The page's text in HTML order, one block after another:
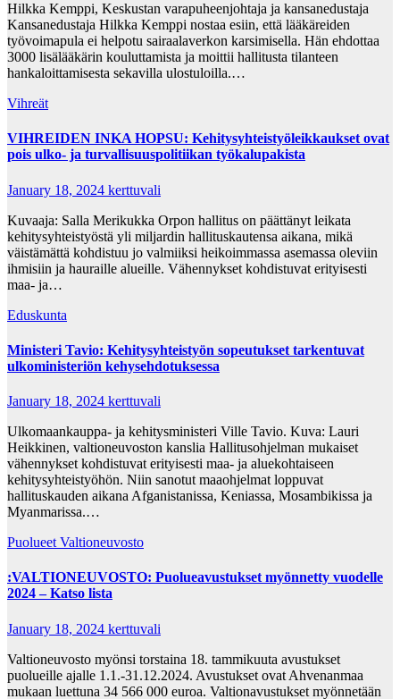
Hilkka Kemppi, Keskustan varapuheenjohtaja ja kansanedustaja
Kansanedustaja Hilkka Kemppi nostaa esiin, että lääkäreiden
työvoimapula ei helpotu sairaalaverkon karsimisella. Hän ehdottaa
3000 lisälääkärin kouluttamista ja moittii hallitusta tilanteen
hankaloittamisesta sekavilla ulostuloilla.…
Vihreät
VIHREIDEN INKA HOPSU: Kehitysyhteistyöleikkaukset ovat
pois ulko- ja turvallisuuspolitiikan työkalupakista
January 18, 2024 kerttuvali
Kuvaaja: Salla Merikukka Orpon hallitus on päättänyt leikata
kehitysyhteistyöstä yli miljardin hallituskautensa aikana, mikä
väistämättä kohdistuu jo valmiiksi heikoimmassa asemassa oleviin
ihmisiin ja hauraille alueille. Vähennykset kohdistuvat erityisesti
maa- ja…
Eduskunta
Ministeri Tavio: Kehitysyhteistyön sopeutukset tarkentuvat
ulkoministeriön kehysehdotuksessa
January 18, 2024 kerttuvali
Ulkomaankauppa- ja kehitysministeri Ville Tavio. Kuva: Lauri
Heikkinen, valtioneuvoston kanslia Hallitusohjelman mukaiset
vähennykset kohdistuvat erityisesti maa- ja aluekohtaiseen
kehitysyhteistyöhön. Niin sanotut maaohjelmat loppuvat
hallituskauden aikana Afganistanissa, Keniassa, Mosambikissa ja
Myanmarissa.…
Puolueet Valtioneuvosto
:VALTIONEUVOSTO: Puolueavustukset myönnetty vuodelle
2024 – Katso lista
January 18, 2024 kerttuvali
Valtioneuvosto myönsi torstaina 18. tammikuuta avustukset
puolueille ajalle 1.1.-31.12.2024. Avustukset ovat Ahvenanmaa
mukaan luettuna 34 566 000 euroa. Valtionavustukset myönnetään